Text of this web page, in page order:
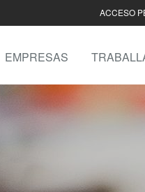
ACCESO
EMPRESAS